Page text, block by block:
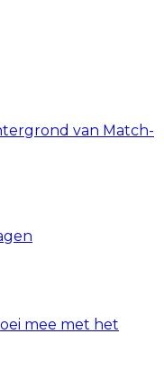
van Match-
mee met het